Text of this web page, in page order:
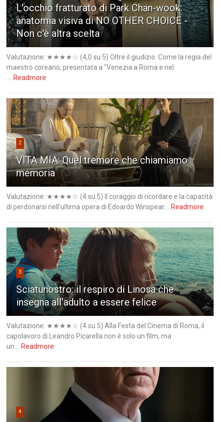
L'occhio fratturato di Park Chan-wook:
anatomia visiva di NO OTHER CHOICE -
Non c'è altra scelta
Valutazione: ★★★★☆ (4,0 su 5) Oltre il giudizio. Come la regia del
maestro coreano, presentata a "Venezia a Roma e nel
Readmore
2
VITA MIA: Quel tremore che chiamiamo
memoria
Valutazione: ★★★★☆ (4 su 5) Il coraggio di ricordare e la capacità
di perdonarsi nell'ultima opera di Edoardo Winspear...
Readmore
3
Sciatunostro: il respiro di Linosa che
insegna all'adulto a essere felice
Valutazione: ★★★★☆ (4 su 5) Alla Festa del Cinema di Roma, il
capolavoro di Leandro Picarella non è solo un film, ma
un...
Readmore
4